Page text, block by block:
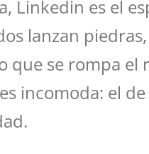
Linkedin es el
lanzan piedras,
que se rompa el
incomoda: el de